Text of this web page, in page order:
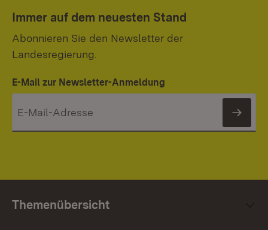
Immer auf dem neuesten Stand
Abonnieren Sie den Newsletter der
Landesregierung.
E-Mail zur Newsletter-Anmeldung
Themenübersicht